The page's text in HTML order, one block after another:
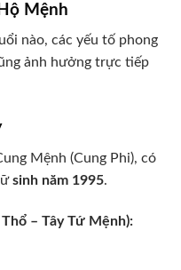
Mệnh
nào, các yếu tố phong
ảnh hưởng trực tiếp
Mệnh (Cung Phi), có
sinh năm 1995.
– Tây Tứ Mệnh):